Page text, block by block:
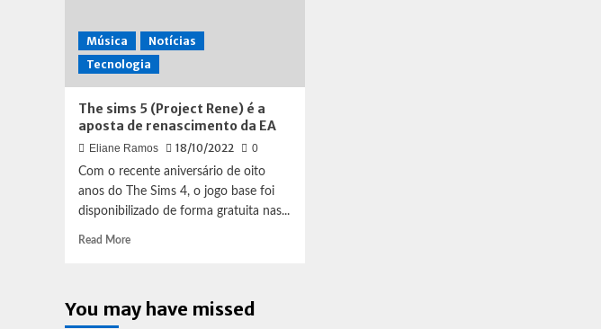
Música
Notícias
Tecnologia
The sims 5 (Project Rene) é a
aposta de renascimento da EA
Eliane Ramos 18/10/2022
0
Com o recente aniversário de oito
anos do The Sims 4, o jogo base foi
disponibilizado de forma gratuita nas...
Read MoreRead
sims
5
You may have missed